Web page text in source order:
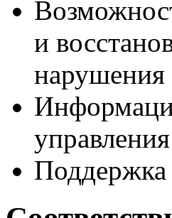
и
нарушения
Поддержка